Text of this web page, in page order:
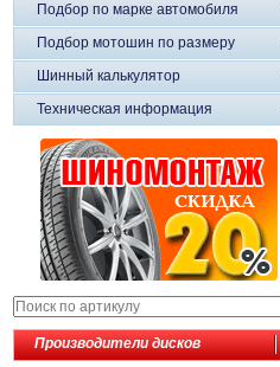
Подбор по марке автомобиля
Подбор мотошин по размеру
Шинный калькулятор
Техническая информация
Производители дисков